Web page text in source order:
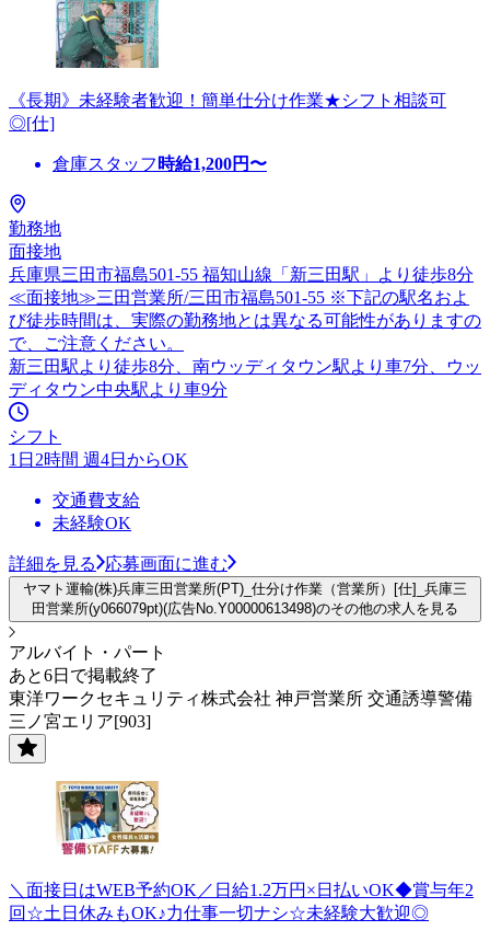
《長期》未経験者歓迎！簡単仕分け作業★シフト相談可
◎[仕]
倉庫スタッフ 時給1,200円〜
勤務地
面接地
兵庫県三田市福島501-55 福知山線「新三田駅」より徒歩8分
≪面接地≫三田営業所/三田市福島501-55 ※下記の駅名およ
び徒歩時間は、実際の勤務地とは異なる可能性がありますの
で、ご注意ください。
新三田駅より徒歩8分、南ウッディタウン駅より車7分、ウッ
ディタウン中央駅より車9分
シフト
1日2時間 週4日からOK
交通費支給
未経験OK
詳細を見る 応募画面に進む
ヤマト運輸(株)兵庫三田営業所(PT)_仕分け作業（営業所）[仕]_兵庫三
田営業所(y066079pt)(広告No.Y00000613498)のその他の求人を見る
アルバイト・パート
あと6日で掲載終了
東洋ワークセキュリティ株式会社 神戸営業所 交通誘導警備
三ノ宮エリア[903]
＼面接日はWEB予約OK／日給1.2万円×日払いOK◆賞与年2
回☆土日休みもOK♪力仕事一切ナシ☆未経験大歓迎◎